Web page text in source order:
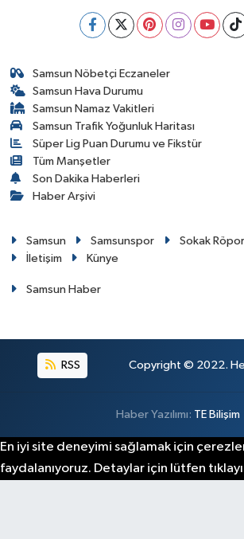
Samsun Nöbetçi Eczaneler
Samsun Hava Durumu
Samsun Namaz Vakitleri
Samsun Trafik Yoğunluk Haritası
Süper Lig Puan Durumu ve Fikstür
Tüm Manşetler
Son Dakika Haberleri
Haber Arşivi
Samsun Samsunspor Sokak
İletişim
Künye
Samsun Haber
RSS Copyright © 2022. Her
Haber Yazılımı: TE Bilişim
En iyi site deneyimi sağlamak için
faydalanıyoruz. Detaylar için lütfen